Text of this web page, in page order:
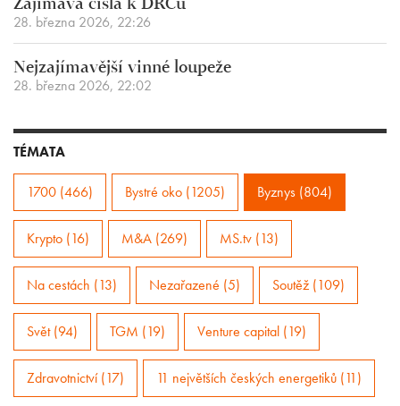
Zajímavá čísla k DRCu
28. března 2026, 22:26
Nejzajímavější vinné loupeže
28. března 2026, 22:02
TÉMATA
1700 (466) Bystré oko (1205) Byznys (804)
Krypto (16) M&A (269) MS.tv (13)
Na cestách (13) Nezařazené (5) Soutěž (109)
Svět (94) TGM (19) Venture capital (19)
Zdravotnictví (17) 11 největších českých energetiků (11)